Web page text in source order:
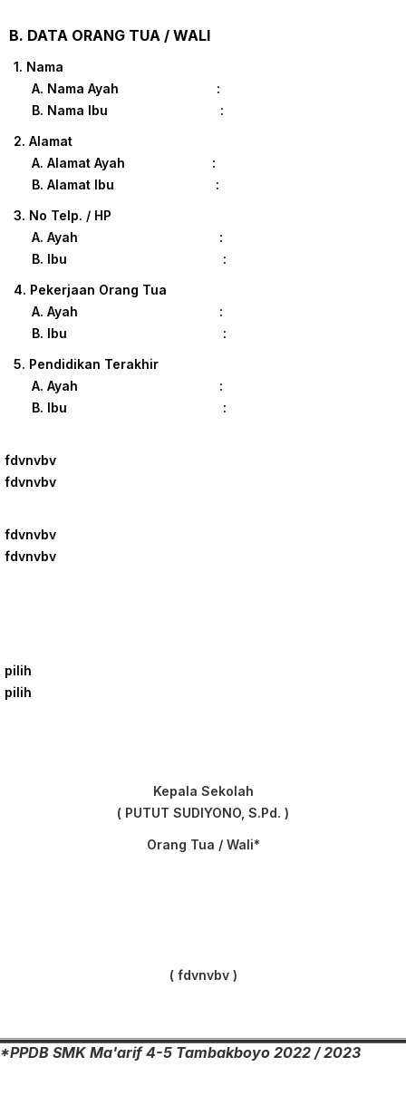
B. DATA ORANG TUA / WALI
1. Nama
A. Nama Ayah :
B. Nama Ibu :
2. Alamat
A. Alamat Ayah :
B. Alamat Ibu :
3. No Telp. / HP
A. Ayah :
B. Ibu :
4. Pekerjaan Orang Tua
A. Ayah :
B. Ibu :
5. Pendidikan Terakhir
A. Ayah :
B. Ibu :
fdvnvbv
fdvnvbv
fdvnvbv
fdvnvbv
pilih
pilih
Kepala Sekolah
( PUTUT SUDIYONO, S.Pd. )
Orang Tua / Wali*
( fdvnvbv )
*PPDB SMK Ma'arif 4-5 Tambakboyo 2022 / 2023